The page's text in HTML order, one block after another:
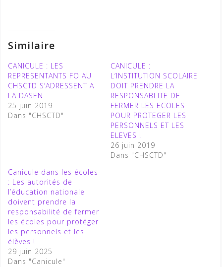
Similaire
CANICULE : LES
REPRESENTANTS FO AU
CHSCTD S’ADRESSENT A
LA DASEN
25 juin 2019
Dans "CHSCTD"
CANICULE :
L’INSTITUTION SCOLAIRE
DOIT PRENDRE LA
RESPONSABLITE DE
FERMER LES ECOLES
POUR PROTEGER LES
PERSONNELS ET LES
ELEVES !
26 juin 2019
Dans "CHSCTD"
Canicule dans les écoles
: Les autorités de
l’éducation nationale
doivent prendre la
responsabilité de fermer
les écoles pour protéger
les personnels et les
élèves !
29 juin 2025
Dans "Canicule"